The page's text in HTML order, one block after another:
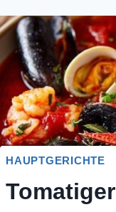
HAUPTGERICHTE
Tomatiger